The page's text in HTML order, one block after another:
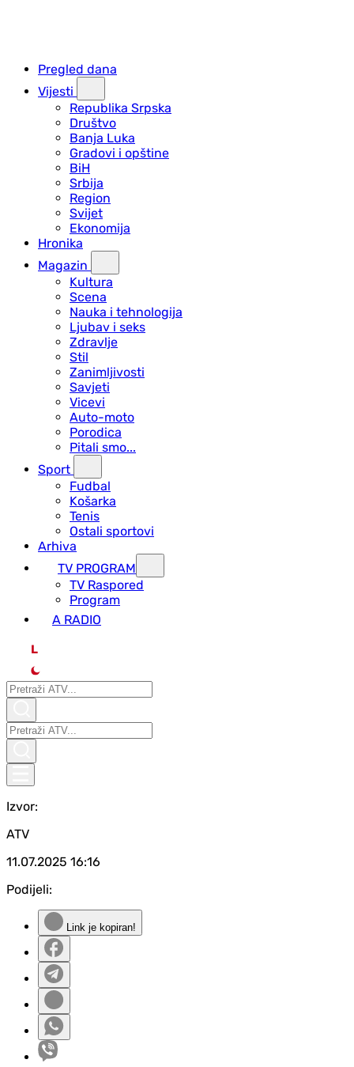
Pregled dana
Vijesti
Republika Srpska
Društvo
Banja Luka
Gradovi i opštine
BiH
Srbija
Region
Svijet
Ekonomija
Hronika
Magazin
Kultura
Scena
Nauka i tehnologija
Ljubav i seks
Zdravlje
Stil
Zanimljivosti
Savjeti
Vicevi
Auto-moto
Porodica
Pitali smo...
Sport
Fudbal
Košarka
Tenis
Ostali sportovi
Arhiva
TV PROGRAM
ТV Raspored
Program
A RADIO
L
Izvor:
ATV
11.07.2025 16:16
Podijeli:
Link je kopiran!